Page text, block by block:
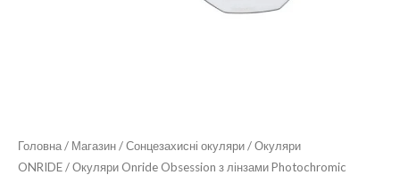
Головна/ Магазин/Сонцезахисні окуляри/Окуляри
ONRIDE/ Окуляри Onride Obsession з лінзами Photochromic